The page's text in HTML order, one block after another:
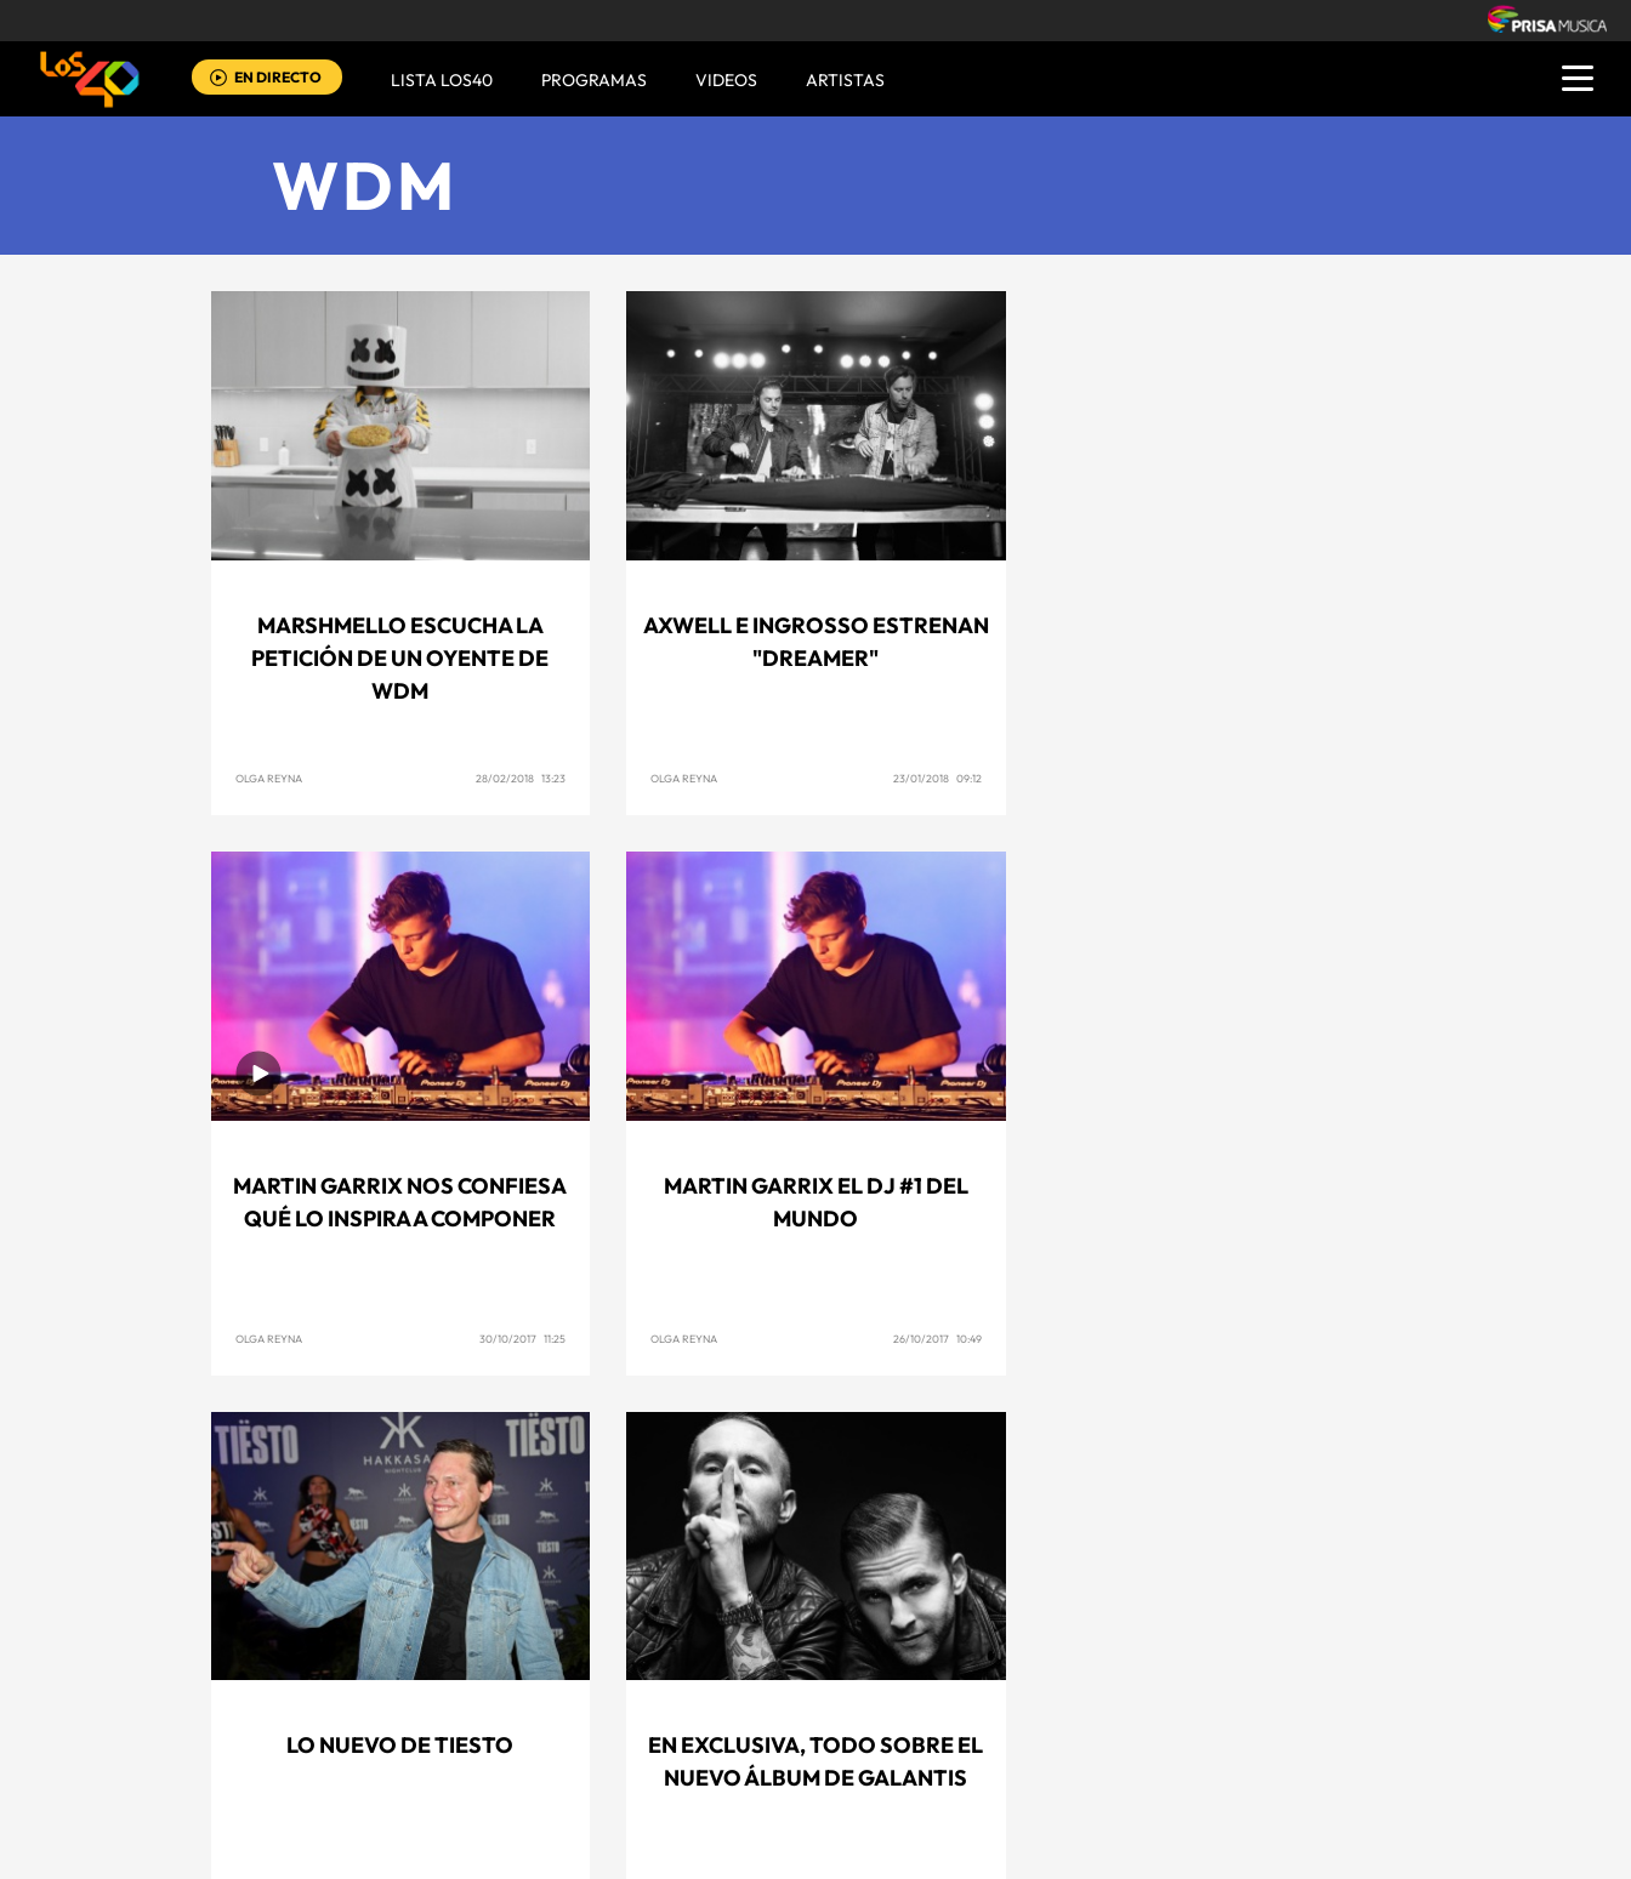
EN DIRECTO LISTA LOS40 PROGRAMAS VIDEOS ARTISTAS
WDM
MARSHMELLO ESCUCHA LA
PETICIÓN DE UN OYENTE DE
WDM
OLGA REYNA 28/02/2018 13:23
AXWELL E INGROSSO ESTRENAN
"DREAMER"
OLGA REYNA 23/01/2018 09:12
MARTIN GARRIX NOS CONFIESA
QUÉ LO INSPIRA A COMPONER
OLGA REYNA 30/10/2017 11:25
MARTIN GARRIX EL DJ #1 DEL
MUNDO
OLGA REYNA 26/10/2017 10:49
LO NUEVO DE TIESTO
EN EXCLUSIVA, TODO SOBRE EL
NUEVO ÁLBUM DE GALANTIS